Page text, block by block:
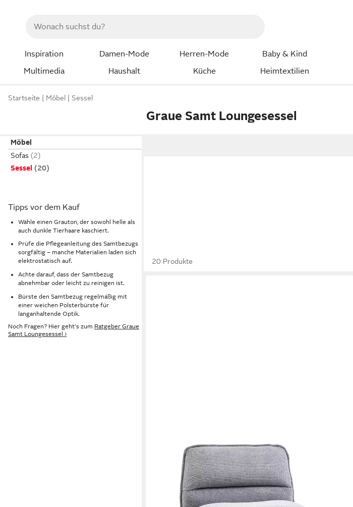
Inspiration Damen-Mode Herren-Mode Baby & Kind
Multimedia
Haushalt Küche Heimtextilien
Startseite Möbel Sessel
Graue Samt Loungesessel
Möbel
Sofas
Sessel
Tipps vor dem Kauf
Wähle einen Grauton, der sowohl helle als
auch dunkle Tierhaare kaschiert.
Prüfe die Pflegeanleitung des Samtbezugs
sorgfältig – manche Materialien laden sich
elektrostatisch auf.
Achte darauf, dass der Samtbezug
abnehmbar oder leicht zu reinigen ist.
Bürste den Samtbezug regelmäßig mit
einer weichen Polsterbürste für
langanhaltende Optik.
Noch Fragen? Hier geht's zum Ratgeber Graue
Samt Loungesessel ›
20 Produkte
Loungesessel Criss-Cross 20 Polstersessel Stoff ohne
Armlehnen, Bürostuhl, Schneidersitz Stuhl drehbar für
Wohnzimmer Home-Office
114,90 €
lieferbar - in 6-7 Werktagen bei dir